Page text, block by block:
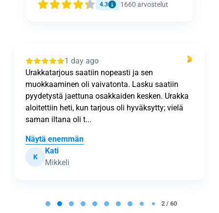
4.3 1660 arvostelut
1 day ago
Urakkatarjous saatiin nopeasti ja sen
muokkaaminen oli vaivatonta. Lasku saatiin
pyydetystä jaettuna osakkaiden kesken. Urakka
aloitettiin heti, kun tarjous oli hyväksytty; vielä
saman iltana oli t...
Näytä enemmän
K
Kati
Mikkeli
2 / 60